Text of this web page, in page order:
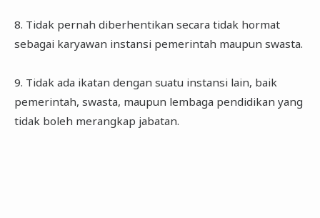
8. Tidak pernah diberhentikan secara tidak hormat
sebagai karyawan instansi pemerintah maupun swasta.
9. Tidak ada ikatan dengan suatu instansi lain, baik
pemerintah, swasta, maupun lembaga pendidikan yang
tidak boleh merangkap jabatan.